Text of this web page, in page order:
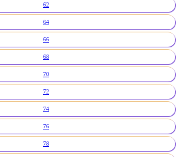
62
64
66
68
70
72
74
76
78